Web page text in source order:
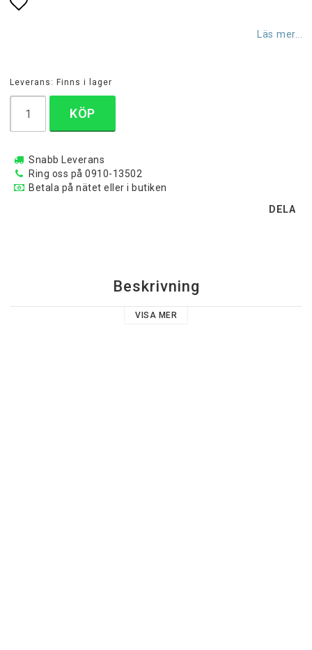
Läs mer...
Leverans: Finns i lager
KÖP
Snabb Leverans
Ring oss på 0910-13502
Betala på nätet eller i butiken
DELA
Beskrivning
VISA MER